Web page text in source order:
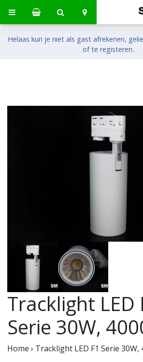
Helaas kun je niet als gast afrekenen,
of te registeren.
Tracklight LED
Serie 30W,
Home › Tracklight LED F1 Serie 30W,